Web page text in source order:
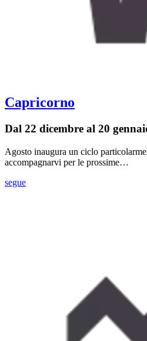
Capricorno
Dal 22 dicembre al 20
Agosto inaugura un ciclo
accompagnarvi per le prossime…
segue